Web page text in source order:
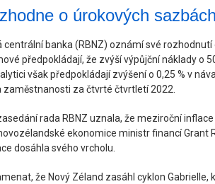
o úrokových
centrální banka (RBNZ) oznámí své
předpokládají, že zvýší výpůjční náklady o
však předpokládají zvýšení o 0,25 % v
zaměstnanosti za čtvrté čtvrtletí 2022.
rada RBNZ uznala, že meziroční
ekonomice ministr financí Grant
dosáhla svého vrcholu.
že Nový Zéland zasáhl cyklon Gabrielle,